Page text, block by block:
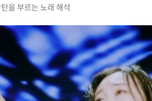
을 부르는 노래 해석